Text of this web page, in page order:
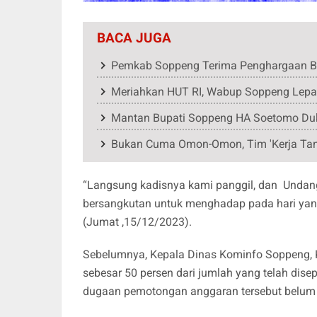
BACA JUGA
Pemkab Soppeng Terima Penghargaan
Meriahkan HUT RI, Wabup Soppeng
Mantan Bupati Soppeng HA Soetomo
Bukan Cuma Omon-Omon, Tim 'Kerja
“Langsung kadisnya kami panggil, dan
bersangkutan untuk menghadap pada hari
(Jumat ,15/12/2023).
Sebelumnya, Kepala Dinas Kominfo
sebesar 50 persen dari jumlah yang telah
dugaan pemotongan anggaran tersebut